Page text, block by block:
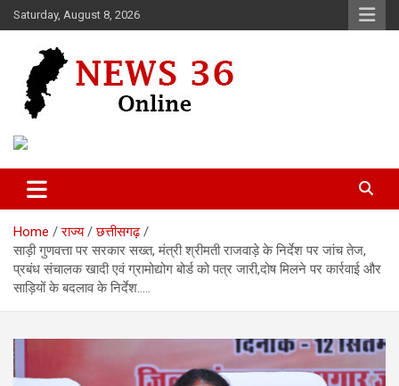
Skip
to
Saturday, August 8, 2026
News 36
Home राज्य
छत्तीसगढ़
साड़ी गुणवत्ता पर सरकार सख्त, मंत्री श्रीमती राजवाड़े के निर्देश पर जांच तेज,
प्रबंध संचालक खादी एवं ग्रामोद्योग बोर्ड को पत्र जारी,दोष मिलने पर कार्रवाई और
साड़ियों के बदलाव के निर्देश…..